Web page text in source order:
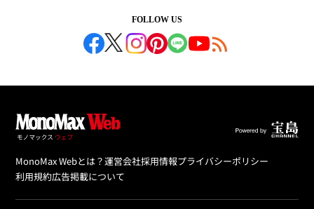
FOLLOW US
MonoMax Webとは？運営会社採用情報プライバシーポリシー
利用規約広告掲載について